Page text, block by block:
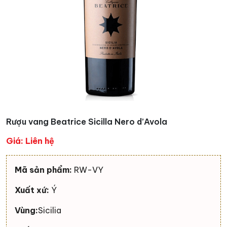
Rượu vang Beatrice Sicilla Nero d’Avola
Giá: Liên hệ
Mã sản phẩm: RW-VY
Xuất xứ: Ý
Vùng:Sicilia